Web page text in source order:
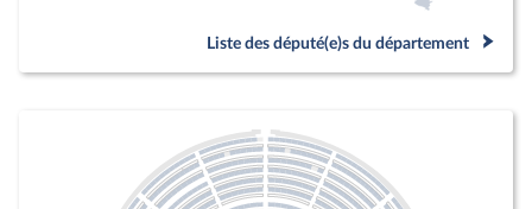
Liste des député(e)s du département